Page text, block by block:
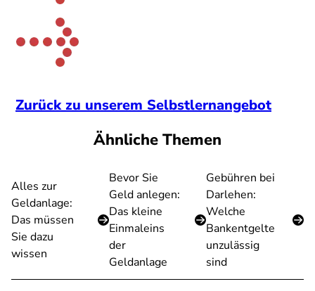
Zurück zu unserem Selbstlernangebot
Ähnliche Themen
Alles zur
Geldanlage:
Das müssen
Sie dazu
wissen
Bevor Sie
Geld anlegen:
Das kleine
Einmaleins
der
Geldanlage
Gebühren bei
Darlehen:
Welche
Bankentgelte
unzulässig
sind